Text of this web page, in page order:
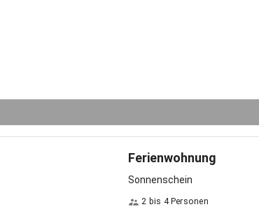
Ferienwohnung
Sonnenschein
2 bis 4 Personen